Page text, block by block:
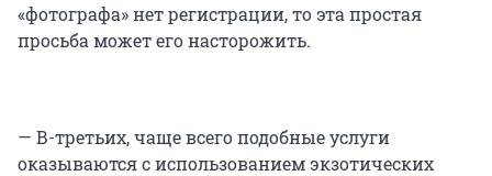
«фотографа» нет регистрации, то эта простая
просьба может его насторожить.
— В-третьих, чаще всего подобные услуги
оказываются с использованием экзотических